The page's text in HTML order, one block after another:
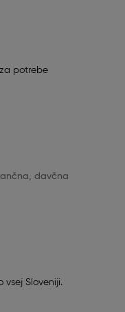
potrebe
davčna
vsej Sloveniji.